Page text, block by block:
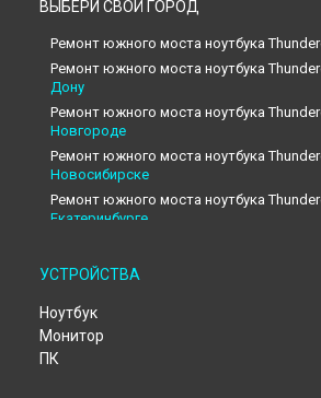
ВЫБЕРИ СВОЙ ГОРОД
Ремонт южного моста ноутбука
Ремонт южного моста ноутбука
Дону
Ремонт южного моста ноутбука
Новгороде
Ремонт южного моста ноутбука
Новосибирске
Ремонт южного моста ноутбука
Екатеринбурге
Ремонт южного моста ноутбука
Петербурге
УСТРОЙСТВА
Ноутбук
Монитор
ПК